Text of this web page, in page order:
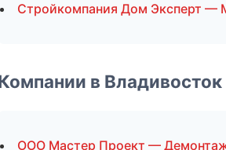
Стройкомпания Дом Эксперт —
в Владивосток
ООО Мастер Проект —